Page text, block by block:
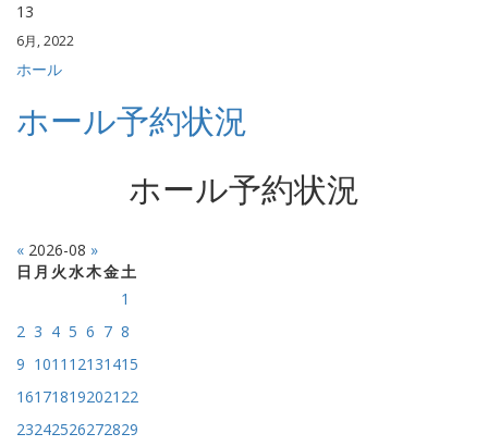
13
6月, 2022
ホール
ホール予約状況
ホール予約状況
« 2026-08 »
日 月 火水木金土
1
2 3 4 5 6 7 8
9 1011 12131415
161718192021 22
23242526272829